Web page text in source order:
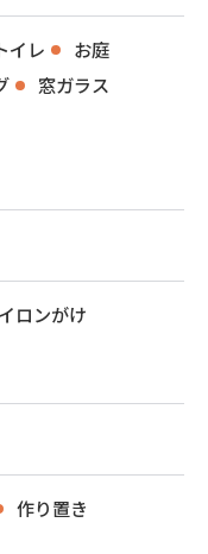
イレ
お庭
窓ガラス
ロンがけ
作り置き